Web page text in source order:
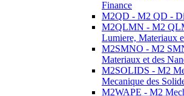
Finance
M2QD - M2 QD -
M2QLMN - M2
Lumiere, Materiaux
M2SMNO - M2
Materiaux et des
M2SOLIDS - M2
Mecanique des
M2WAPE - M2